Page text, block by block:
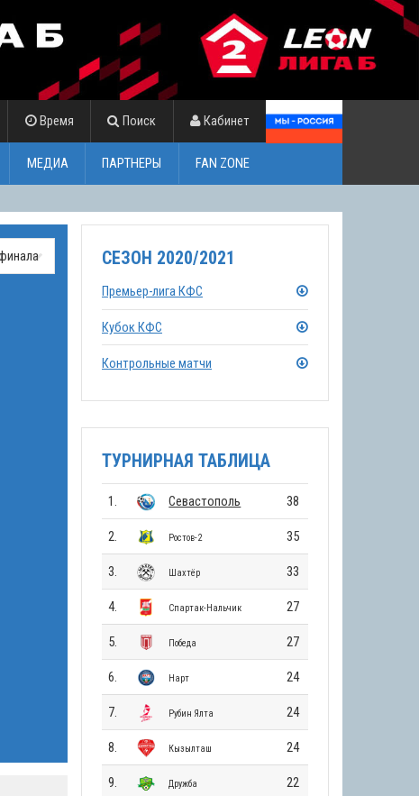
Время Поиск Кабинет
МЕДИА ПАРТНЕРЫ FAN ZONE
СЕЗОН 2020/2021
Премьер-лига КФС
Кубок КФС
Контрольные матчи
ТУРНИРНАЯ ТАБЛИЦА
1. Севастополь 38
2. Ростов-2 35
3. Шахтёр 33
4. Спартак-Нальчик 27
5. Победа 27
6. Нарт 24
7. Рубин Ялта 24
8. Кызылташ 24
9. Дружба 22